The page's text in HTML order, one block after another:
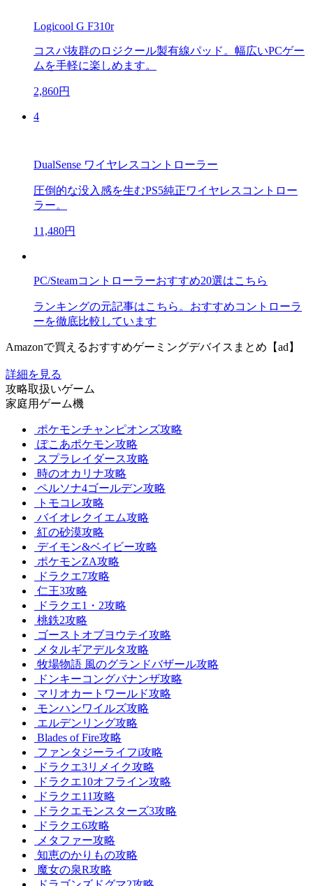
Logicool G F310r
コスパ抜群のロジクール製有線パッド。幅広いPCゲー
ムを手軽に楽しめます。
2,860円
4
DualSense ワイヤレスコントローラー
圧倒的な没入感を生むPS5純正ワイヤレスコントロー
ラー。
11,480円
PC/Steamコントローラーおすすめ20選はこちら
ランキングの元記事はこちら。おすすめコントローラ
ーを徹底比較しています
Amazonで買えるおすすめゲーミングデバイスまとめ【ad】
詳細を見る
攻略取扱いゲーム
家庭用ゲーム機
ポケモンチャンピオンズ攻略
ぽこあポケモン攻略
スプラレイダース攻略
時のオカリナ攻略
ペルソナ4ゴールデン攻略
トモコレ攻略
バイオレクイエム攻略
紅の砂漠攻略
デイモン&ベイビー攻略
ポケモンZA攻略
ドラクエ7攻略
仁王3攻略
ドラクエ1・2攻略
桃鉄2攻略
ゴーストオブヨウテイ攻略
メタルギアデルタ攻略
牧場物語 風のグランドバザール攻略
ドンキーコングバナンザ攻略
マリオカートワールド攻略
モンハンワイルズ攻略
エルデンリング攻略
Blades of Fire攻略
ファンタジーライフi攻略
ドラクエ3リメイク攻略
ドラクエ10オフライン攻略
ドラクエ11攻略
ドラクエモンスターズ3攻略
ドラクエ6攻略
メタファー攻略
知恵のかりもの攻略
魔女の泉R攻略